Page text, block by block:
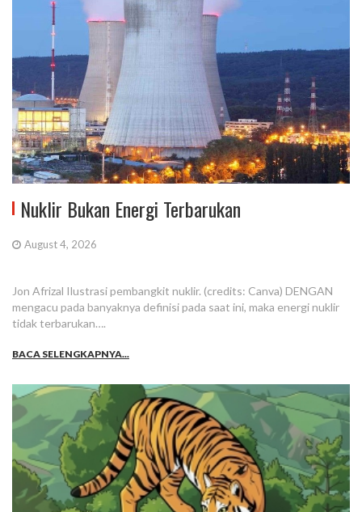
Nuklir Bukan Energi Terbarukan
August 4, 2026
Jon Afrizal Ilustrasi pembangkit nuklir. (credits: Canva) DENGAN
mengacu pada banyaknya definisi pada saat ini, maka energi nuklir
tidak terbarukan….
BACA SELENGKAPNYA...